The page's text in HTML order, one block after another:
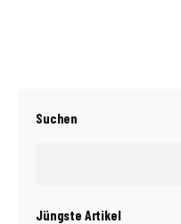
Suchen
Jüngste Artikel